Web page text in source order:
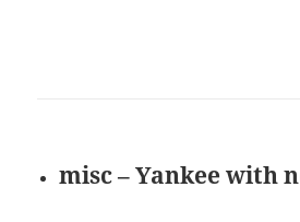
misc – Yankee with